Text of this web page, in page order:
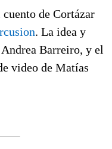
de Cortázar
. La idea y
Barreiro, y el
video de Matías